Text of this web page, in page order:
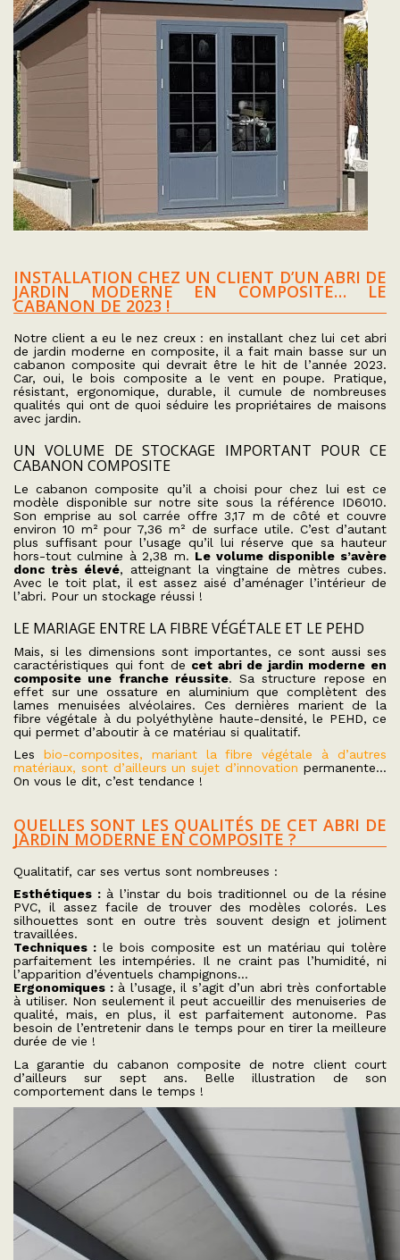
INSTALLATION CHEZ UN CLIENT D’UN ABRI DE
JARDIN MODERNE EN COMPOSITE… LE
CABANON DE 2023 !
Notre client a eu le nez creux : en installant chez lui cet abri
de jardin moderne en composite, il a fait main basse sur un
cabanon composite qui devrait être le hitde l’année 2023.
Car, oui, le bois composite a le vent en poupe. Pratique,
résistant, ergonomique, durable, il cumule de nombreuses
qualités qui ont de quoi séduire les propriétaires de maisons
avec jardin.
UN VOLUME DE STOCKAGE IMPORTANT POUR CE
CABANON COMPOSITE
Le cabanon composite qu’il a choisi pour chez lui est ce
modèle disponible sur notre site sous la référence ID6010.
Son emprise au sol carrée offre 3,17 m de côté et couvre
environ 10 m² pour 7,36 m² de surface utile. C’est d’autant
plus suffisant pour l’usage qu’il lui réserve que sa hauteur
hors-tout culmine à 2,38 m. Le volume disponible s’avère
donc très élevé, atteignant la vingtaine de mètres cubes.
Avec le toit plat, il est assez aisé d’aménager l’intérieur de
l’abri. Pour un stockage réussi !
LE MARIAGE ENTRE LA FIBRE VÉGÉTALE ET LE PEHD
Mais, si les dimensions sont importantes, ce sont aussi ses
caractéristiques qui font de cet abri de jardin moderne en
composite une franche réussite. Sa structure repose en
effet sur une ossature en aluminium que complètent des
lames menuisées alvéolaires. Ces dernières marient de la
fibre végétale à du polyéthylène haute-densité, le PEHD, ce
qui permet d’aboutir à ce matériau si qualitatif.
Les bio-composites, mariant la fibre végétale à d’autres
matériaux, sont d’ailleurs un sujet d’innovation permanente…
On vous le dit, c’est tendance !
QUELLES SONT LES QUALITÉS DE CET ABRI DE
JARDIN MODERNE EN COMPOSITE ?
Qualitatif, car ses vertus sont nombreuses :
Esthétiques :à l’instar du bois traditionnel ou de la résine
PVC, il assez facile de trouver des modèles colorés. Les
silhouettes sont en outre très souvent design et joliment
travaillées.
Techniques : le bois composite est un matériau qui tolère
parfaitement les intempéries. Il ne craint pas l’humidité, ni
l’apparition d’éventuels champignons…
Ergonomiques :à l’usage, il s’agit d’un abri très confortable
à utiliser. Non seulement il peut accueillir des menuiseries de
qualité, mais, en plus, il est parfaitement autonome. Pas
besoin de l’entretenir dans le temps pour en tirer la meilleure
durée de vie !
La garantie du cabanon composite de notre client court
d’ailleurs sur sept ans. Belle illustration de son
comportement dans le temps !